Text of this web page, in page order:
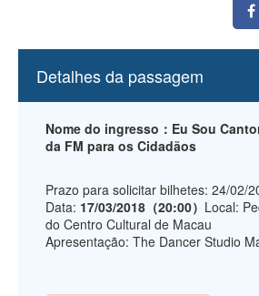
Detalhes da passagem
Nome do ingresso：Eu Sou
da FM para os Cidadãos
Prazo para solicitar bilhetes: 24/02/
Data: 17/03/2018（20:00） Local:
do Centro Cultural de Macau
Apresentação: The Dancer Studio